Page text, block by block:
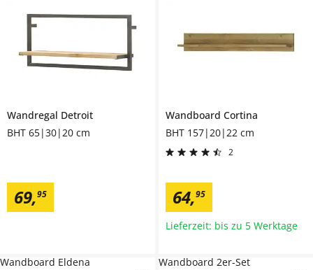
Wandregal Detroit
BHT 65|30|20 cm
69,95
Wandboard Cortina
BHT 157|20|22 cm
2
64,95
Lieferzeit: bis zu 5 Werktage
Wandboard Eldena Wandboard 2er-Set